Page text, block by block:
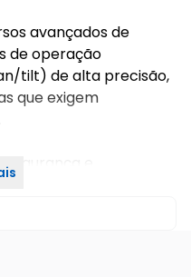
avançados de
de operação
tilt) de alta precisão,
que exigem
e